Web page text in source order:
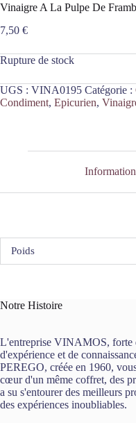
Vinaigre A La Pulpe De
7,50 €
Rupture de stock
UGS : VINA0195 Catégorie :
Condiment, Epicurien,
Poids
Notre Histoire
L'entreprise VINAMOS, forte
d'expérience et de
PEREGO, créée en 1960,
cœur d'un même coffret, des
a su s'entourer des meilleurs
des expériences inoubliables.